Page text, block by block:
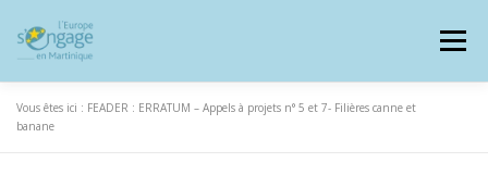
contenu
Menu
Vous êtes ici : FEADER : ERRATUM – Appels à projets n° 5 et 7- Filières canne et
banane